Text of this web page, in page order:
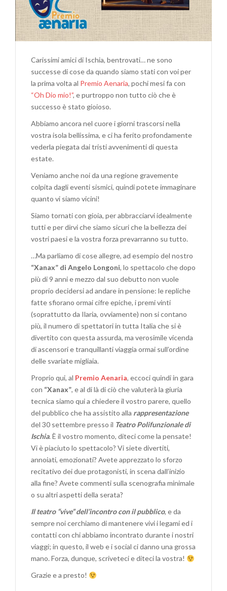
Carissimi amici di Ischia, bentrovati… ne sono
successe di cose da quando siamo stati con voi per
la prima volta al Premio Aenaria, pochi mesi fa con
“Oh Dio mio!”, e purtroppo non tutto ciò che è
successo è stato gioioso.
Abbiamo ancora nel cuore i giorni trascorsi nella
vostra isola bellissima, e ci ha ferito profondamente
vederla piegata dai tristi avvenimenti di questa
estate.
Veniamo anche noi da una regione gravemente
colpita dagli eventi sismici, quindi potete immaginare
quanto vi siamo vicini!
Siamo tornati con gioia, per abbracciarvi idealmente
tutti e per dirvi che siamo sicuri che la bellezza dei
vostri paesi e la vostra forza prevarranno su tutto.
…Ma parliamo di cose allegre, ad esempio del nostro
“Xanax” di Angelo Longoni, lo spettacolo che dopo
più di 9 anni e mezzo dal suo debutto non vuole
proprio decidersi ad andare in pensione: le repliche
fatte sfiorano ormai cifre epiche, i premi vinti
(soprattutto da Ilaria, ovviamente) non si contano
più, il numero di spettatori in tutta Italia che si è
divertito con questa assurda, ma verosimile vicenda
di ascensori e tranquillanti viaggia ormai sull’ordine
delle svariate migliaia.
Proprio qui, al Premio Aenaria, eccoci quindi in gara
con “Xanax”, e al di là di ciò che valuterà la giuria
tecnica siamo qui a chiedere il vostro parere, quello
del pubblico che ha assistito alla rappresentazione
del 30 settembre presso il Teatro Polifunzionale di
Ischia. È il vostro momento, diteci come la pensate!
Vi è piaciuto lo spettacolo? Vi siete divertiti,
annoiati, emozionati? Avete apprezzato lo sforzo
recitativo dei due protagonisti, in scena dall’inizio
alla fine? Avete commenti sulla scenografia minimale
o su altri aspetti della serata?
Il teatro “vive” dell’incontro con il pubblico, e da
sempre noi cerchiamo di mantenere vivi i legami ed i
contatti con chi abbiamo incontrato durante i nostri
viaggi; in questo, il web e i social ci danno una grossa
mano. Forza, dunque, scriveteci e diteci la vostra!
Grazie e a presto!